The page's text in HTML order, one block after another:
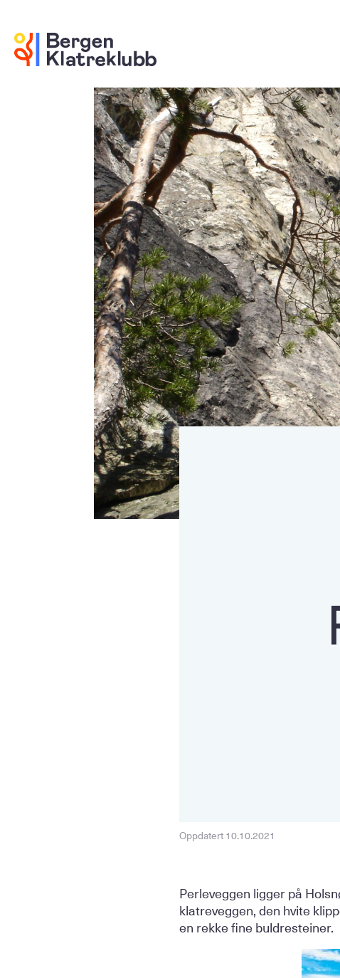
Oppdatert 10.10.2021
Perleveggen ligger på
klatreveggen, den hvite
en rekke fine buldresteiner.